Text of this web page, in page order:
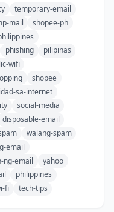
temporary-email
mail
shopee-ph
phishing
pilipinas
wifi
shopee
sa-internet
social-media
disposable-email
walang-spam
email
ng-email
yahoo
philippines
fi tech-tips